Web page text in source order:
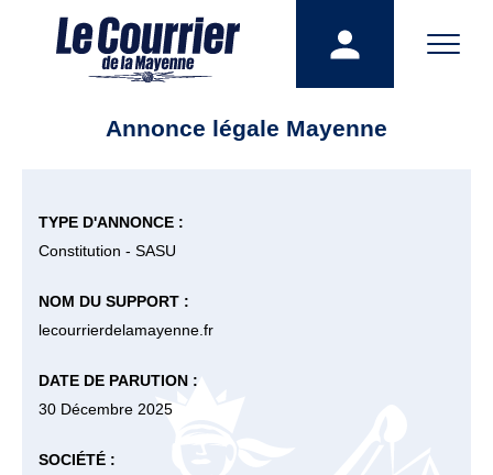
Annonce légale Mayenne
TYPE D'ANNONCE :
Constitution - SASU
NOM DU SUPPORT :
lecourrierdelamayenne.fr
DATE DE PARUTION :
30 Décembre 2025
SOCIÉTÉ :